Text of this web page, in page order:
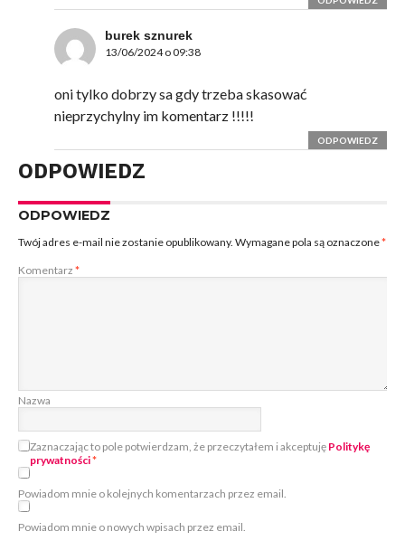
burek sznurek
13/06/2024 o 09:38
oni tylko dobrzy sa gdy trzeba skasować
nieprzychylny im komentarz !!!!!
ODPOWIEDZ
ODPOWIEDZ
ODPOWIEDZ
Twój adres e-mail nie zostanie opublikowany. Wymagane pola są oznaczone*
Komentarz *
Nazwa
Zaznaczając to pole potwierdzam, że przeczytałem i akceptuję Politykę
prywatności*
Powiadom mnie o kolejnych komentarzach przez email.
Powiadom mnie o nowych wpisach przez email.